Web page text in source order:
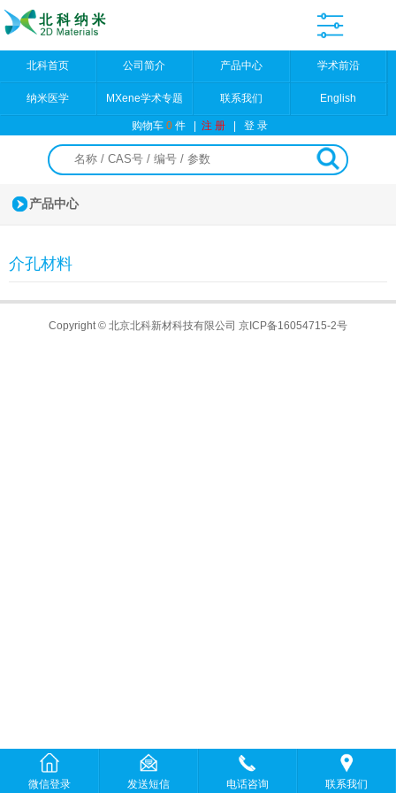
北科首页 公司简介 产品中心 学术前沿
纳米医学 MXene学术专题 联系我们 English
购物车0件 |注 册 |登 录
产品中心
介孔材料
Copyright © 北京北科新材科技有限公司 京ICP备16054715-2号
微信登录 发送短信 电话咨询 联系我们